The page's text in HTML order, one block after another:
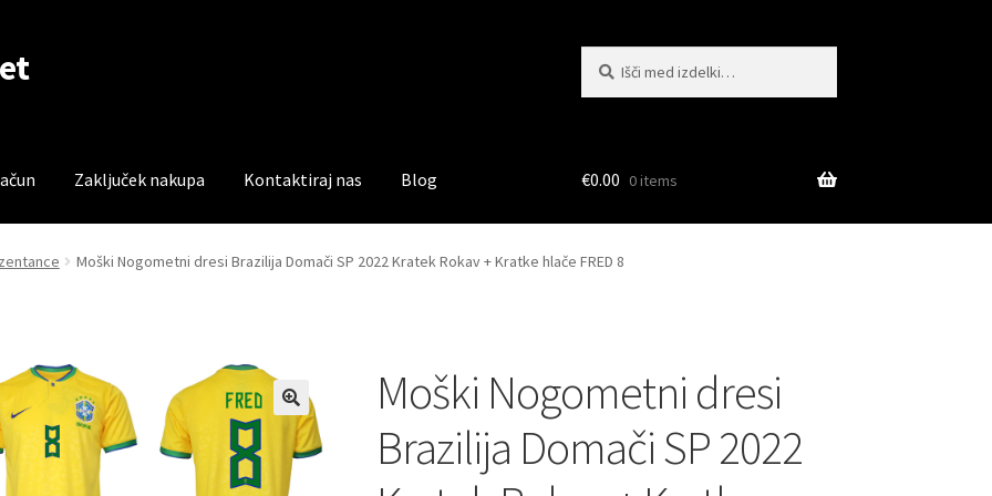
Zaključek nakupa Kontaktiraj nas Blog
Trgovina Zaključek nakupa
€0.00 0 items
Moški Nogometni dresi Brazilija Domači SP 2022 Kratek Rokav + Kratke hlače FRED 8
Moški Nogometni dresi
Brazilija Domači SP 2022